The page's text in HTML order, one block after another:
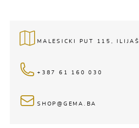
MALESICKI PUT 115, ILIJAŠ
+387 61 160 030
SHOP@GEMA.BA